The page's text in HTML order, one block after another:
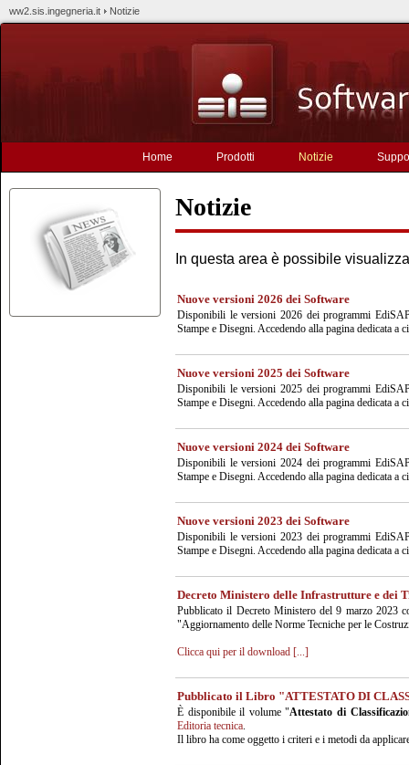
ww2.sis.ingegneria.it Notizie
Home Prodotti Notizie
Notizie
In questa area è possibile
Nuove versioni 2026 dei Software
Disponibili le versioni 2026 dei programmi
Stampe e Disegni. Accedendo alla pagina dedicata
Nuove versioni 2025 dei Software
Disponibili le versioni 2025 dei programmi
Stampe e Disegni. Accedendo alla pagina dedicata
Nuove versioni 2024 dei Software
Disponibili le versioni 2024 dei programmi
Stampe e Disegni. Accedendo alla pagina dedicata
Nuove versioni 2023 dei Software
Disponibili le versioni 2023 dei programmi
Stampe e Disegni. Accedendo alla pagina dedicata
Decreto Ministero delle Infrastrutture e dei
Pubblicato il Decreto Ministero del 9 marzo 2023
"Aggiornamento delle Norme Tecniche per le
Clicca qui per il download [...]
Pubblicato il Libro "ATTESTATO DI
È disponibile il volume "Attestato di
Editoria tecnica.
Il libro ha come oggetto i criteri e i metodi da